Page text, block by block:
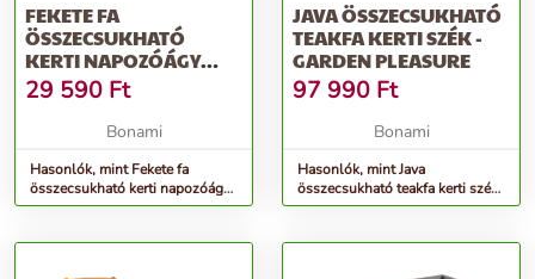
FEKETE FA
ÖSSZECSUKHATÓ
KERTI NAPOZÓÁGY
BORNEO - ROJAPLAST
29 590 Ft
Bonami
Hasonlók, mint Fekete fa
összecsukható kerti napozóágy
Borneo - Rojaplast
JAVA ÖSSZECSUKHATÓ
TEAKFA KERTI SZÉK -
GARDEN PLEASURE
97 990 Ft
Bonami
Hasonlók, mint Java
összecsukható teakfa kerti szék
- Garden Pleasure